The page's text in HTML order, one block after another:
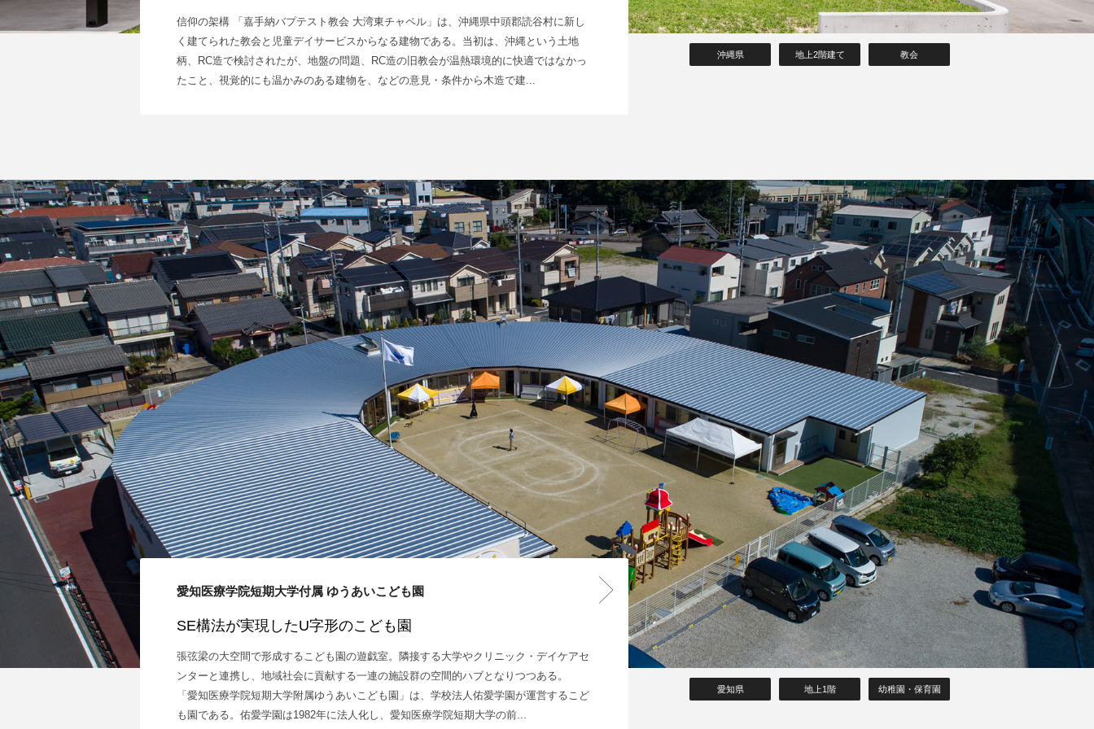
信仰の架構 「嘉手納バプテスト教会 大湾東チャペル」は、沖縄県中頭郡読谷村に新し
く建てられた教会と児童デイサービスからなる建物である。当初は、沖縄という土地
柄、RC造で検討されたが、地盤の問題、RC造の旧教会が温熱環境的に快適ではなかっ
たこと、視覚的にも温かみのある建物を、などの意見・条件から木造で建...
教会
地上2階建て
沖縄県
愛知医療学院短期大学付属 ゆうあいこども園
SE構法が実現したU字形のこども園
張弦梁の大空間で形成するこども園の遊戯室。隣接する大学やクリニック・デイケアセ
ンターと連携し、地域社会に貢献する一連の施設群の空間的ハブとなりつつある。
「愛知医療学院短期大学附属ゆうあいこども園」は、学校法人佑愛学園が運営するこど
も園である。佑愛学園は1982年に法人化し、愛知医療学院短期大学の前...
幼稚園・保育園
地上1階
愛知県